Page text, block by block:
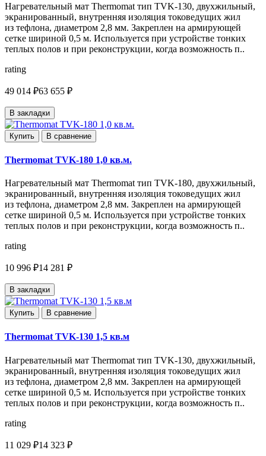
Нагревательный мат Thermomat тип TVK-130, двухжильный,
экранированный, внутренняя изоляция токоведущих жил
из тефлона, диаметром 2,8 мм. Закреплен на армирующей
сетке шириной 0,5 м. Используется при устройстве тонких
теплых полов и при реконструкции, когда возможность п..
rating
49 014 ₽63 655 ₽
В закладки
Купить В сравнение
Thermomat TVK-180 1,0 кв.м.
Нагревательный мат Thermomat тип TVK-180, двухжильный,
экранированный, внутренняя изоляция токоведущих жил
из тефлона, диаметром 2,8 мм. Закреплен на армирующей
сетке шириной 0,5 м. Используется при устройстве тонких
теплых полов и при реконструкции, когда возможность п..
rating
10 996 ₽14 281 ₽
В закладки
Купить В сравнение
Thermomat TVK-130 1,5 кв.м
Нагревательный мат Thermomat тип TVK-130, двухжильный,
экранированный, внутренняя изоляция токоведущих жил
из тефлона, диаметром 2,8 мм. Закреплен на армирующей
сетке шириной 0,5 м. Используется при устройстве тонких
теплых полов и при реконструкции, когда возможность п..
rating
11 029 ₽14 323 ₽